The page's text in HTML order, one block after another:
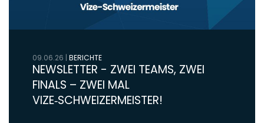
09.06.26 | BERICHTE
NEWSLETTER - ZWEI TEAMS, ZWEI
FINALS – ZWEI MAL
VIZE‑SCHWEIZERMEISTER!